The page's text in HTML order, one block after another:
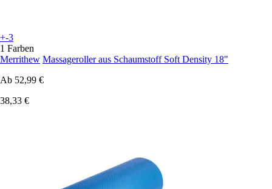
+-3
1 Farben
Merrithew Massageroller aus Schaumstoff Soft Density 18"
Ab 52,99 €
38,33 €